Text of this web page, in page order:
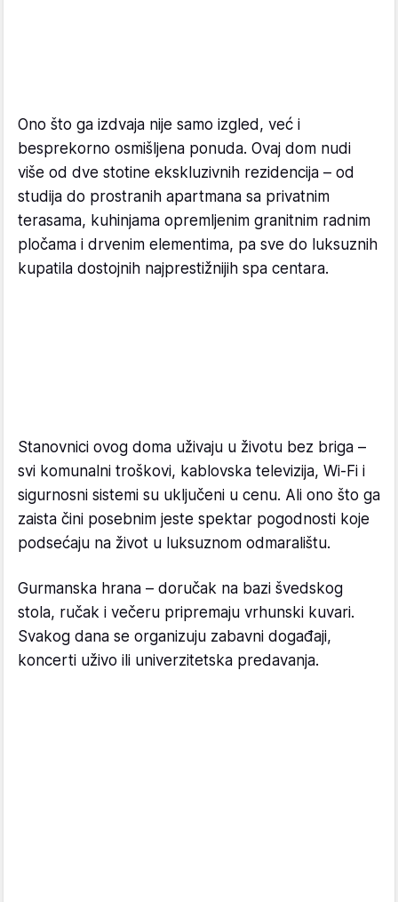
Ono što ga izdvaja nije samo izgled, već i
besprekorno osmišljena ponuda. Ovaj dom nudi
više od dve stotine ekskluzivnih rezidencija – od
studija do prostranih apartmana sa privatnim
terasama, kuhinjama opremljenim granitnim radnim
pločama i drvenim elementima, pa sve do luksuznih
kupatila dostojnih najprestižnijih spa centara.
Stanovnici ovog doma uživaju u životu bez briga –
svi komunalni troškovi, kablovska televizija, Wi-Fi i
sigurnosni sistemi su uključeni u cenu. Ali ono što ga
zaista čini posebnim jeste spektar pogodnosti koje
podsećaju na život u luksuznom odmaralištu.
Gurmanska hrana – doručak na bazi švedskog
stola, ručak i večeru pripremaju vrhunski kuvari.
Svakog dana se organizuju zabavni događaji,
koncerti uživo ili univerzitetska predavanja.